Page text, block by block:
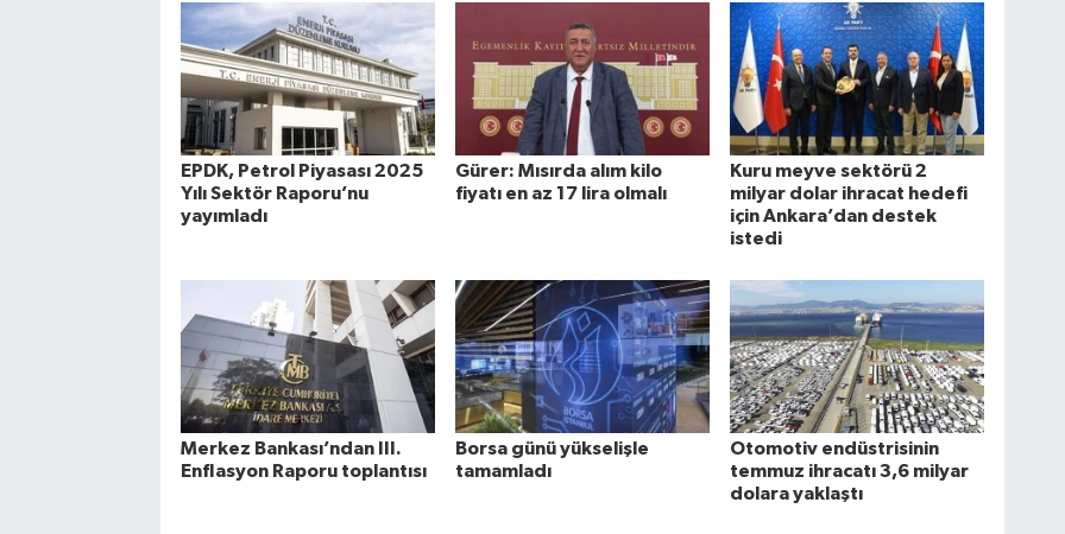
EPDK, Petrol Piyasası 2025
Yılı Sektör Raporu’nu
yayımladı
Gürer: Mısırda alım kilo
fiyatı en az 17 lira olmalı
Kuru meyve sektörü 2
milyar dolar ihracat hedefi
için Ankara’dan destek
istedi
Merkez Bankası’ndan III.
Enflasyon Raporu toplantısı
Borsa günü yükselişle
tamamladı
Otomotiv endüstrisinin
temmuz ihracatı 3,6 milyar
dolara yaklaştı